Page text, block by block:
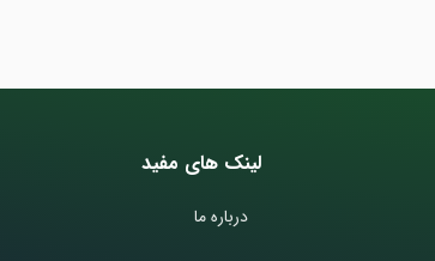
لینک های مفید
درباره ما